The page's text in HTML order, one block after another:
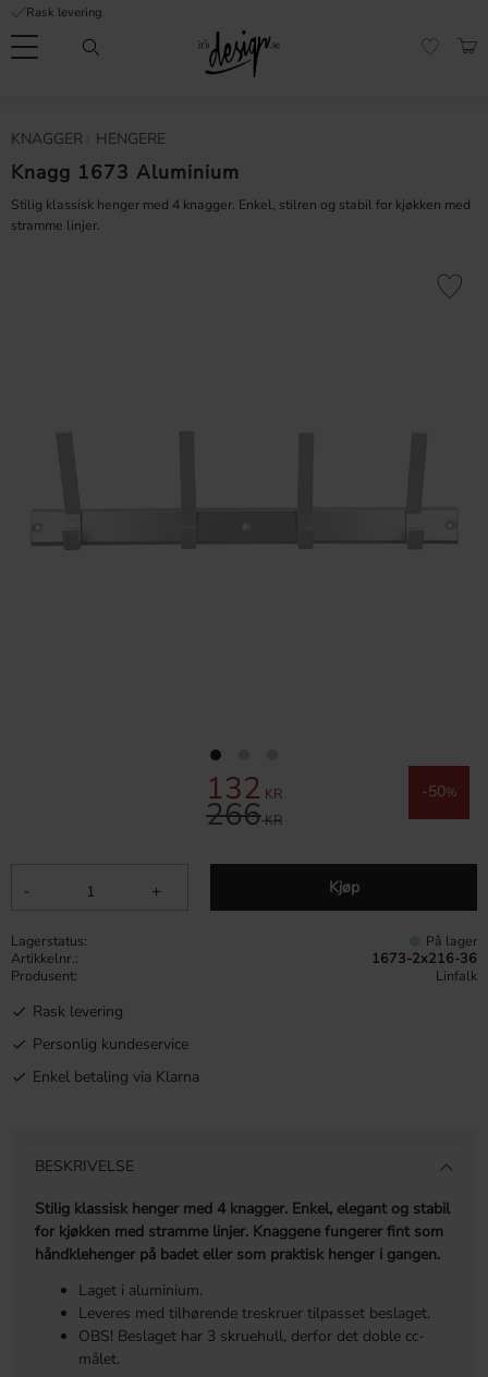
Meny
Rask levering
KNAGGER HENGERE
Knagg 1673 Aluminium
Stilig klassisk henger med 4 knagger. Enkel, stilren og stabil for kjøkken med
stramme linjer.
50%
Nedsatt pris:
132 KR
Ordinær pris:
266KR
+
- Kjøp
Lagre
Lagerstatus På lager
Artikkelnr.
1673-2x216-36
Produsent
Linfalk
Rask levering
Personlig kundeservice
Enkel betaling via Klarna
BESKRIVELSE
Stilig klassisk henger med 4 knagger. Enkel, elegant og stabil
for kjøkken med stramme linjer. Knaggene fungerer fint som
håndklehenger på badet eller som praktisk henger i gangen.
Laget i aluminium.
Leveres med tilhørende treskruer tilpasset beslaget.
OBS! Beslaget har 3 skruehull, derfor det doble cc-
målet.
Vanlige spørsmål